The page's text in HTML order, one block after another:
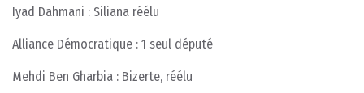
Iyad Dahmani : Siliana réélu
Alliance Démocratique : 1 seul député
Mehdi Ben Gharbia : Bizerte, réélu